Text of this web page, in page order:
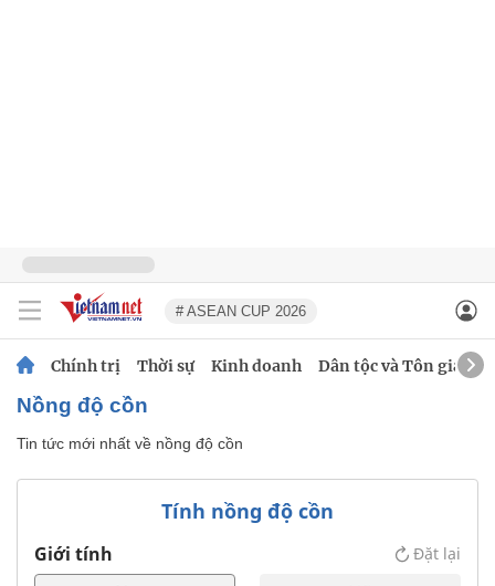
# ASEAN CUP 2026
Chính trị Thời sự Kinh doanh Dân tộc và Tôn giáo
nồng độ cồn
Tin tức mới nhất về nồng độ cồn
Tính nồng độ cồn
Giới tính Đặt lại